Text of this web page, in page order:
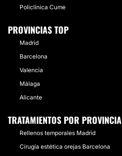
Policlínica Cume
PROVINCIAS TOP
Madrid
Barcelona
Valencia
Málaga
Alicante
TRATAMIENTOS POR PROVINCIA
Rellenos temporales Madrid
Cirugía estética orejas Barcelona